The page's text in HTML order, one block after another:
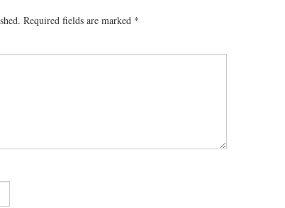
Required fields are marked *